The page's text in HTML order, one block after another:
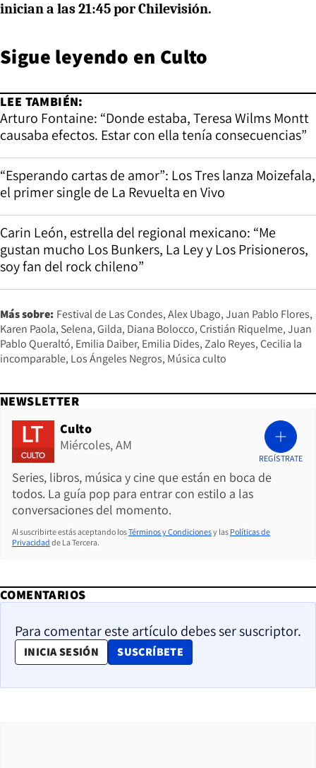
inician a las 21:45 por Chilevisión.
Sigue leyendo en Culto
LEE TAMBIÉN:
Arturo Fontaine: “Donde estaba, Teresa Wilms Montt
causaba efectos. Estar con ella tenía consecuencias”
“Esperando cartas de amor”: Los Tres lanza Moizefala,
el primer single de La Revuelta en Vivo
Carin León, estrella del regional mexicano: “Me
gustan mucho Los Bunkers, La Ley y Los Prisioneros,
soy fan del rock chileno”
Más sobre: Festival de Las Condes Alex Ubago Juan Pablo Flores
Karen Paola Selena Gilda Diana Bolocco Cristián Riquelme Juan
Pablo Queraltó Emilia Daiber Emilia Dides Zalo Reyes Cecilia la
incomparable Los Ángeles Negros Música culto
NEWSLETTER
Culto
Miércoles, AM
Series, libros, música y cine que están en boca de
todos. La guía pop para entrar con estilo a las
conversaciones del momento.
REGÍSTRATE
Al suscribirte estás aceptando losTérminos y Condicionesy las Políticas de
Privacidad de La Tercera.
COMENTARIOS
Para comentar este artículo debes ser suscriptor.
INICIA SESIÓN SUSCRÍBETE
OPENS IN NEW WINDOW